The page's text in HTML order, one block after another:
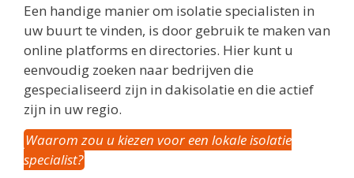
Een handige manier om isolatie specialisten in
uw buurt te vinden, is door gebruik te maken van
online platforms en directories. Hier kunt u
eenvoudig zoeken naar bedrijven die
gespecialiseerd zijn in dakisolatie en die actief
zijn in uw regio.
Waarom zou u kiezen voor een lokale isolatie
specialist?